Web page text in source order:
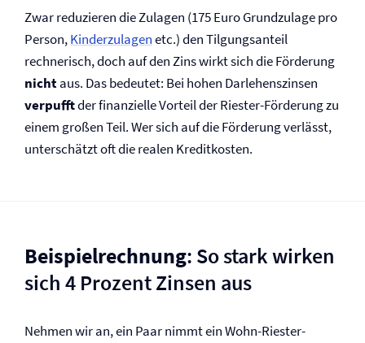
Zwar reduzieren die Zulagen (175 Euro Grundzulage pro
Person,Kinderzulagenetc.) den Tilgungsanteil
rechnerisch, doch auf den Zins wirkt sich die Förderung
nichtaus. Das bedeutet: Bei hohen Darlehenszinsen
verpufftder finanzielle Vorteil der Riester-Förderung zu
einem großen Teil. Wer sich auf die Förderung verlässt,
unterschätzt oft die realen Kreditkosten.
Beispielrechnung: So stark wirken
sich 4 Prozent Zinsen aus
Nehmen wir an, ein Paar nimmt ein Wohn-Riester-